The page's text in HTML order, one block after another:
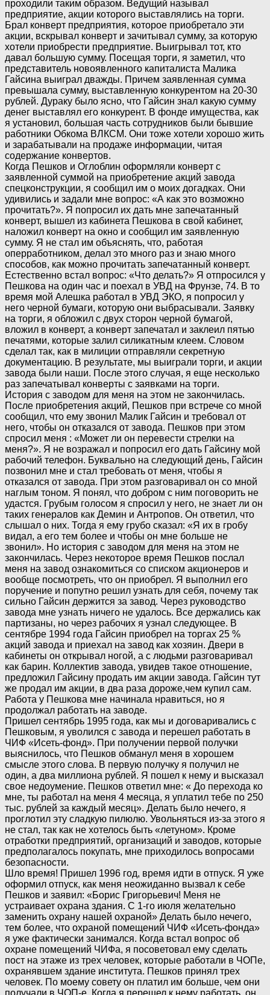
проходили таким образом. Ведущий называл
предприятие, акции которого выставлялись на торги.
Брал конверт предприятия, которое приобретало эти
акции, вскрывал конверт и зачитывал сумму, за которую
хотели приобрести предприятие. Выигрывал тот, кто
давал большую сумму. Посещая торги, я заметил, что
представитель новоявленного капиталиста Малика
Гайсина выиграл дважды. Причем заявленная сумма
превышала сумму, выставленную конкурентом на 20-30
рублей. Дураку было ясно, что Гайсин знал какую сумму
денег выставлял его конкурент. В фонде имущества, как
я установил, большая часть сотрудников были бывшие
работники Обкома ВЛКСМ. Они тоже хотели хорошо жить
и зарабатывали на продаже информации, читая
содержание конвертов.
Когда Пешков и Оглоблин оформляли конверт с
заявленной суммой на приобретение акций завода
спецконструкции, я сообщил им о моих догадках. Они
удивились и задали мне вопрос: «А как это возможно
прочитать?». Я попросил их дать мне запечатанный
конверт, вышел из кабинета Пешкова в свой кабинет,
наложил конверт на окно и сообщил им заявленную
сумму. Я не стал им объяснять, что, работая
оперработником, делал это много раз и знаю много
способов, как можно прочитать запечатанный конверт.
Естественно встал вопрос: «Что делать?» Я отпросился у
Пешкова на один час и поехал в УВД на Фрунзе, 74. В то
время мой Алешка работал в УВД ЭКО, я попросил у
него черной бумаги, которую они выбрасывали. Заявку
на торги, я обложил с двух сторон черной бумагой,
вложил в конверт, а конверт запечатал и заклеил пятью
печатями, которые залил силикатным клеем. Словом
сделал так, как в милиции отправляли секретную
документацию. В результате, мы выиграли торги, и акции
завода были наши. После этого случая, я еще несколько
раз запечатывал конверты с заявками на торги.
История с заводом для меня на этом не закончилась.
После приобретения акций, Пешков при встрече со мной
сообщил, что ему звонил Малик Гайсин и требовал от
него, чтобы он отказался от завода. Пешков при этом
спросил меня : «Может ли он перевести стрелки на
меня?». Я не возражал и попросил его дать Гайсину мой
рабочий телефон. Буквально на следующий день, Гайсин
позвонил мне и стал требовать от меня, чтобы я
отказался от завода. При этом разговаривал он со мной
наглым тоном. Я понял, что добром с ним поговорить не
удастся. Грубым голосом я спросил у него, не знает ли он
таких генералов как Демин и Антропов. Он ответил, что
слышал о них. Тогда я ему грубо сказал: «Я их в гробу
видал, а его тем более и чтобы он мне больше не
звонил». Но история с заводом для меня на этом не
закончилась. Через некоторое время Пешков послал
меня на завод ознакомиться со списком акционеров и
вообще посмотреть, что он приобрел. Я выполнил его
поручение и попутно решил узнать для себя, почему так
сильно Гайсин держится за завод. Через руководство
завода мне узнать ничего не удалось. Все держались как
партизаны, но через рабочих я узнал следующее. В
сентябре 1994 года Гайсин приобрел на торгах 25 %
акций завода и приехал на завод как хозяин. Двери в
кабинеты он открывал ногой, а с людьми разговаривал
как барин. Коллектив завода, увидев такое отношение,
предложил Гайсину продать им акции завода. Гайсин тут
же продал им акции, в два раза дороже,чем купил сам.
Работа у Пешкова мне начинала нравиться, но я
продолжал работать на заводе.
Пришел сентябрь 1995 года, как мы и договаривались с
Пешковым, я уволился с завода и перешел работать в
ЧИФ «Исеть-фонд». При получении первой получки
выяснилось, что Пешков обманул меня в хорошем
смысле этого слова. В первую получку я получил не
один, а два миллиона рублей. Я пошел к нему и высказал
свое недоумение. Пешков ответил мне: « До перехода ко
мне, ты работал на меня 4 месяца, я уплатил тебе по 250
тыс. рублей за каждый месяц». Делать было нечего, я
проглотил эту сладкую пилюлю. Увольняться из-за этого я
не стал, так как не хотелось быть «летуном». Кроме
отработки предприятий, организаций и заводов, которые
предполагалось покупать, мне приходилось вопросами
безопасности.
Шло время! Пришел 1996 год, время идти в отпуск. Я уже
оформил отпуск, как меня неожиданно вызвал к себе
Пешков и заявил: «Борис Григорьевич! Меня не
устраивает охрана здания. С 1-го июля желательно
заменить охрану нашей охраной» Делать было нечего,
тем более, что охраной помещений ЧИФ «Исеть-фонда»
я уже фактически занимался. Когда встал вопрос об
охране помещений ЧИФа, я посоветовал ему сделать
пост на этаже из трех человек, которые работали в ЧОПе,
охранявшем здание института. Пешков принял трех
человек. По моему совету он платил им больше, чем они